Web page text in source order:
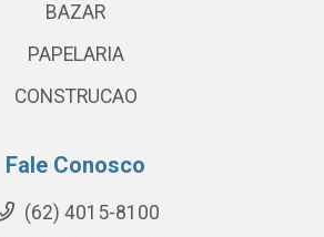
BAZAR
PAPELARIA
CONSTRUCAO
Fale Conosco
(62) 4015-8100